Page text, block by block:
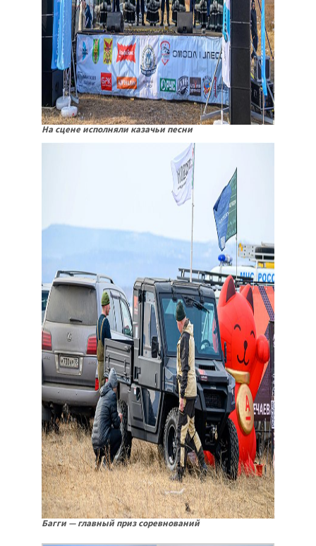
На сцене исполняли казачьи песни
Багги — главный приз соревнований